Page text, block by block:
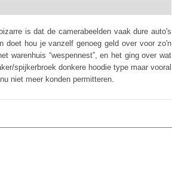
is dat de camerabeelden vaak dure auto's
doet hou je vanzelf genoeg geld over voor zo'n
warenhuis “wespennest”, en het ging over wat
spijkerbroek donkere hoodie type maar vooral
niet meer konden permitteren.